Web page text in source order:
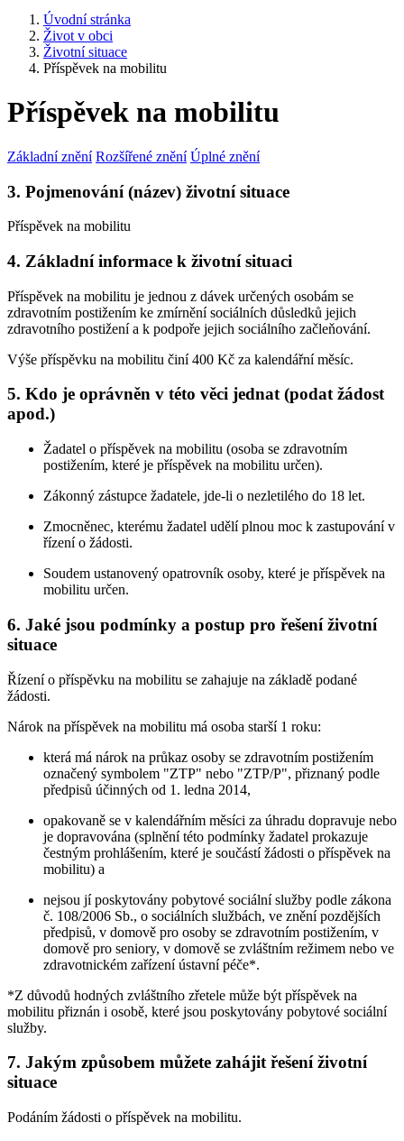
Úvodní stránka
Život v obci
Životní situace
Příspěvek na mobilitu
Příspěvek na mobilitu
Základní znění Rozšířené znění Úplné znění
3. Pojmenování (název) životní situace
Příspěvek na mobilitu
4. Základní informace k životní situaci
Příspěvek na mobilitu je jednou z dávek určených osobám se
zdravotním postižením ke zmírnění sociálních důsledků jejich
zdravotního postižení a k podpoře jejich sociálního začleňování.
Výše příspěvku na mobilitu činí 400 Kč za kalendářní měsíc.
5. Kdo je oprávněn v této věci jednat (podat žádost
apod.)
Žadatel o příspěvek na mobilitu (osoba se zdravotním
postižením, které je příspěvek na mobilitu určen).
Zákonný zástupce žadatele, jde-li o nezletilého do 18 let.
Zmocněnec, kterému žadatel udělí plnou moc k zastupování v
řízení o žádosti.
Soudem ustanovený opatrovník osoby, které je příspěvek na
mobilitu určen.
6. Jaké jsou podmínky a postup pro řešení životní
situace
Řízení o příspěvku na mobilitu se zahajuje na základě podané
žádosti.
Nárok na příspěvek na mobilitu má osoba starší 1 roku:
která má nárok na průkaz osoby se zdravotním postižením
označený symbolem "ZTP" nebo "ZTP/P", přiznaný podle
předpisů účinných od 1. ledna 2014,
opakovaně se v kalendářním měsíci za úhradu dopravuje nebo
je dopravována (splnění této podmínky žadatel prokazuje
čestným prohlášením, které je součástí žádosti o příspěvek na
mobilitu) a
nejsou jí poskytovány pobytové sociální služby podle zákona
č. 108/2006 Sb., o sociálních službách, ve znění pozdějších
předpisů, v domově pro osoby se zdravotním postižením, v
domově pro seniory, v domově se zvláštním režimem nebo ve
zdravotnickém zařízení ústavní péče*.
*Z důvodů hodných zvláštního zřetele může být příspěvek na
mobilitu přiznán i osobě, které jsou poskytovány pobytové sociální
služby.
7. Jakým způsobem můžete zahájit řešení životní
situace
Podáním žádosti o příspěvek na mobilitu.